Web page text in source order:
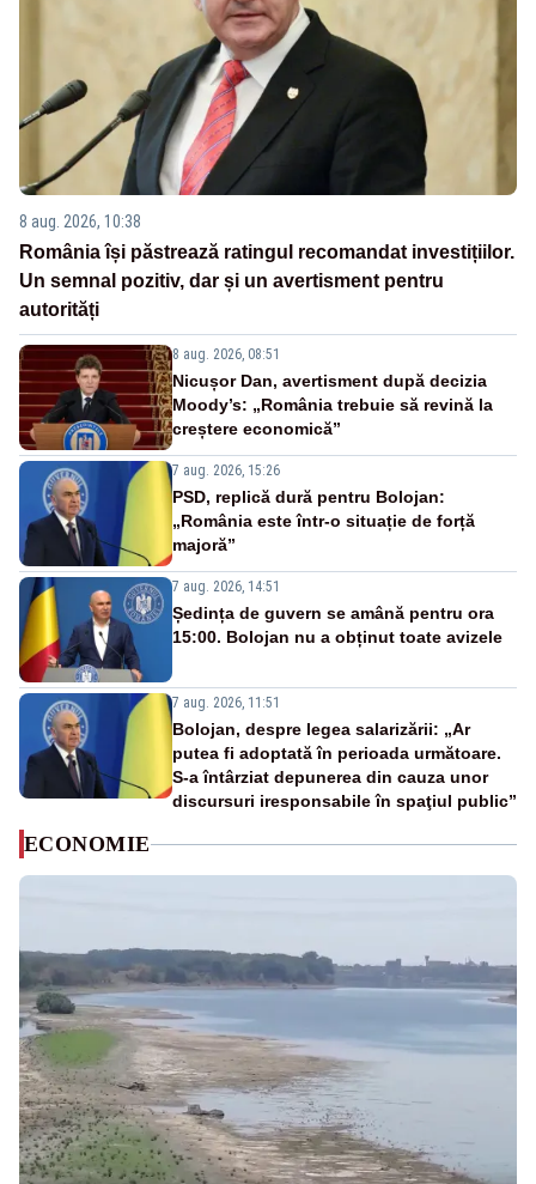
8 aug. 2026, 10:38
România își păstrează ratingul recomandat investițiilor.
Un semnal pozitiv, dar și un avertisment pentru
autorități
8 aug. 2026, 08:51
Nicușor Dan, avertisment după decizia
Moody’s: „România trebuie să revină la
creștere economică”
7 aug. 2026, 15:26
PSD, replică dură pentru Bolojan:
„România este într-o situație de forță
majoră”
7 aug. 2026, 14:51
Ședința de guvern se amână pentru ora
15:00. Bolojan nu a obținut toate avizele
7 aug. 2026, 11:51
Bolojan, despre legea salarizării: „Ar
putea fi adoptată în perioada următoare.
S-a întârziat depunerea din cauza unor
discursuri iresponsabile în spaţiul public”
ECONOMIE